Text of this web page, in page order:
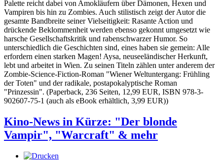
Palette reicht dabei von Amokläufern über Dämonen, Hexen und
Vampiren bis hin zu Zombies. Auch stilistisch zeigt der Autor die
gesamte Bandbreite seiner Vielseitigkeit: Rasante Action und
drückende Beklommenheit werden ebenso gekonnt umgesetzt wie
harsche Gesellschaftskritik und rabenschwarzer Humor. So
unterschiedlich die Geschichten sind, eines haben sie gemein: Alle
erfordern einen starken Magen! Aysa, neuseeländischer Herkunft,
lebt und arbeitet in Wien. Zu seinen Titeln zählen unter anderem der
Zombie-Science-Fiction-Roman "Wiener Weltuntergang: Frühling
der Toten" und der radikale, postapokalyptische Roman
"Prinzessin". (Paperback, 236 Seiten, 12,99 EUR, ISBN 978-3-
902607-75-1 (auch als eBook erhältlich, 3,99 EUR))
Kino-News in Kürze: "Der blonde
Vampir", "Warcraft" & mehr